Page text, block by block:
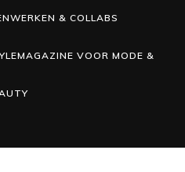
& COLLABS
VOOR MODE &